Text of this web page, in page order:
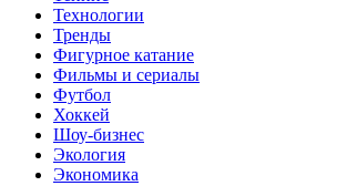
Технологии
Тренды
Фигурное катание
Фильмы и сериалы
Футбол
Хоккей
Шоу-бизнес
Экология
Экономика